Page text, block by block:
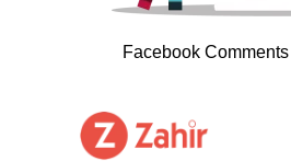
Facebook Comments